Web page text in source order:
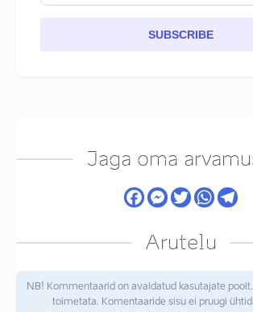
SUBSCRIBE
Jaga oma
Arutelu
NB! Kommentaarid on avaldatud kasutajate
toimetata. Komentaaride sisu ei pruugi